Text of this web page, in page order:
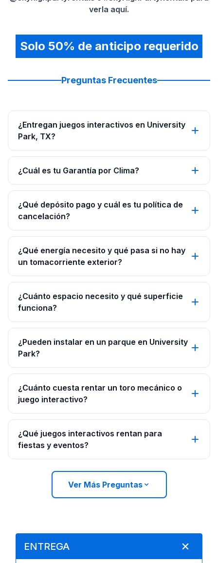
verla aquí.
Solo 50% de anticipo requerido
Preguntas Frecuentes
¿Entregan juegos interactivos en University
Park, TX?
¿Cuál es tu Garantía por Clima?
¿Qué depósito pago y cuál es tu política de
cancelación?
¿Qué energía necesito y qué pasa si no hay
un tomacorriente exterior?
¿Cuánto espacio necesito y qué superficie
funciona?
¿Pueden instalar en un parque en University
Park?
¿Cuánto cuesta rentar un toro mecánico o
juego interactivo?
¿Qué juegos interactivos rentan para
fiestas y eventos?
Ver Más Preguntas
ENTREGA